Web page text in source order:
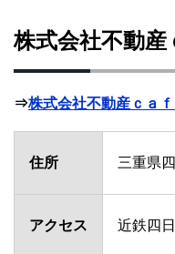
株式会社不動
⇒株式会社不動産ｃａ
住所 三重県
アクセス 近鉄四